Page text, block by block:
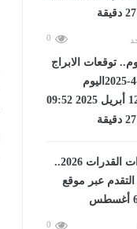
0
توقعات الابراج
الأحد 13-4-2025اليوم
السبت، 12 أبريل 2025 09:52
0